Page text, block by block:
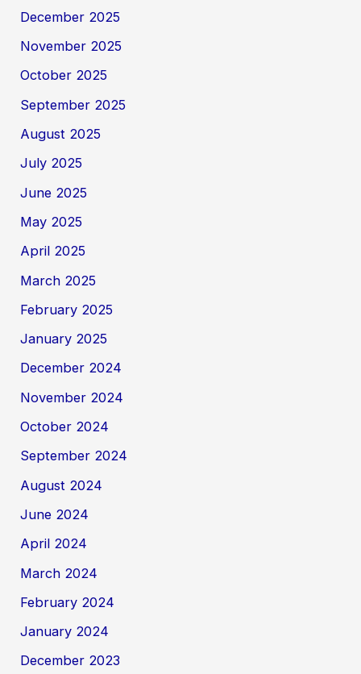
December 2025
November 2025
October 2025
September 2025
August 2025
July 2025
June 2025
May 2025
April 2025
March 2025
February 2025
January 2025
December 2024
November 2024
October 2024
September 2024
August 2024
June 2024
April 2024
March 2024
February 2024
January 2024
December 2023